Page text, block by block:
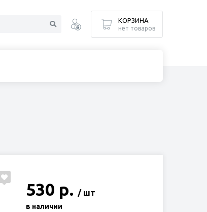
530 р. / шт
в наличии
КОРЗИНА
нет товаров